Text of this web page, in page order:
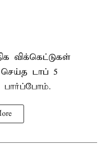
விக்கெட்டுகள்
டாப் 5